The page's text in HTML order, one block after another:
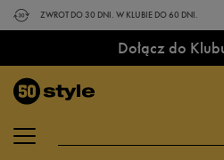
ZWROT DO 30 DNI. W KLUBIE DO 60 DNI.
Dołącz do